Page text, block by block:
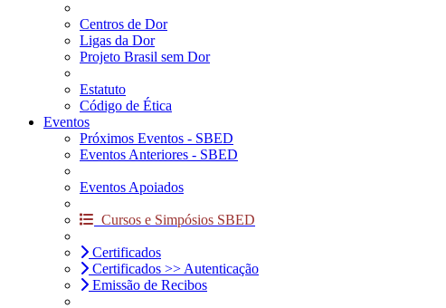
Centros de Dor
Ligas da Dor
Projeto Brasil sem Dor
Estatuto
Código de Ética
Eventos
Próximos Eventos - SBED
Eventos Anteriores - SBED
Eventos Apoiados
Cursos e Simpósios SBED
Certificados
Certificados >> Autenticação
Emissão de Recibos